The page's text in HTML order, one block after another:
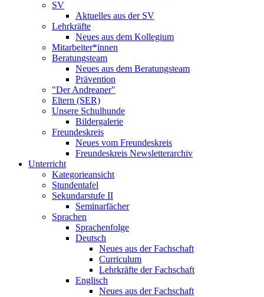
SV
Aktuelles aus der SV
Lehrkräfte
Neues aus dem Kollegium
Mitarbeiter*innen
Beratungsteam
Neues aus dem Beratungsteam
Prävention
"Der Andreaner"
Eltern (SER)
Unsere Schulhunde
Bildergalerie
Freundeskreis
Neues vom Freundeskreis
Freundeskreis Newsletterarchiv
Unterricht
Kategorieansicht
Stundentafel
Sekundarstufe II
Seminarfächer
Sprachen
Sprachenfolge
Deutsch
Neues aus der Fachschaft
Curriculum
Lehrkräfte der Fachschaft
Englisch
Neues aus der Fachschaft